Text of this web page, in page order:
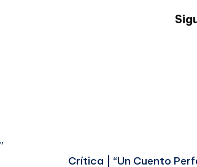
Crítica | “Un Cuento